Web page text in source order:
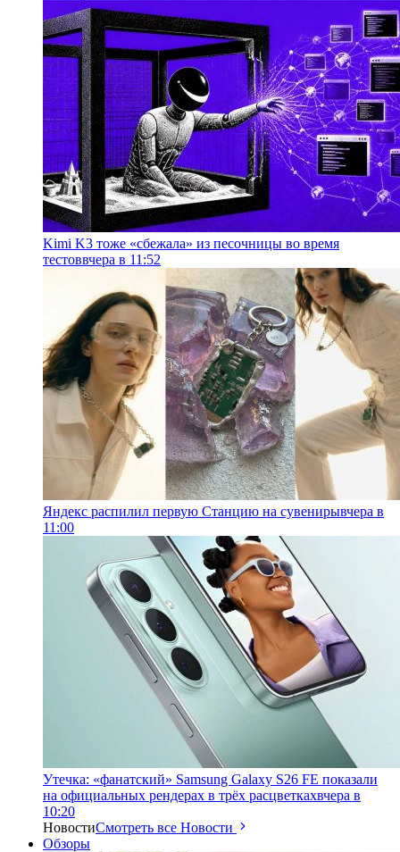
Kimi K3 тоже «сбежала» из песочницы во время
тестоввчера в 11:52
Яндекс распилил первую Станцию на сувенирывчера в
11:00
Утечка: «фанатский» Samsung Galaxy S26 FE показали
на официальных рендерах в трёх расцветкахвчера в
10:20
НовостиСмотреть все Новости
Обзоры